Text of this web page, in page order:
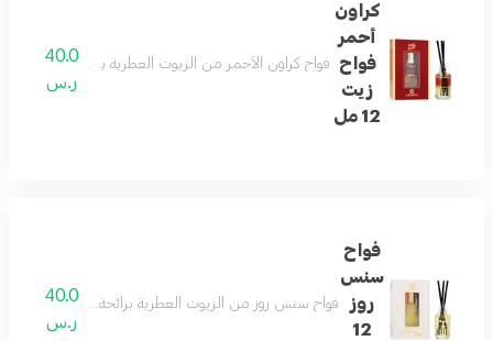
كراون
أحمر
فواح
زيت
12 مل
فواح كراون الأحمر من الزيوت العطرية برائحة الزهور
40.0
ر.س
فواح
سنس
روز
12
فواح سنس روز من الزيوت العطرية برائحة الزهور40.0
ر.س